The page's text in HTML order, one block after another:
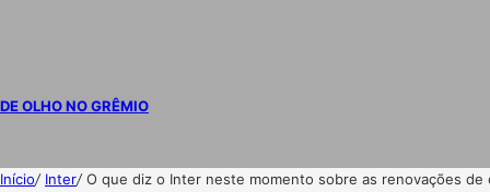
DE OLHO NO GRÊMIO
Início/ Inter/O que diz o Inter neste momento sobre as renovações de